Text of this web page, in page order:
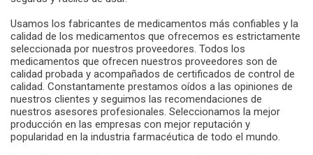
Usamos los fabricantes de medicamentos más confiables y la
calidad de los medicamentos que ofrecemos es estrictamente
seleccionada por nuestros proveedores. Todos los
medicamentos que ofrecen nuestros proveedores son de
calidad probada y acompañados de certificados de control de
calidad. Constantamente prestamos oídos a las opiniones de
nuestros clientes y seguimos las recomendaciones de
nuestros asesores profesionales. Seleccionamos la mejor
producción en las empresas con mejor reputación y
popularidad en la industria farmacéutica de todo el mundo.